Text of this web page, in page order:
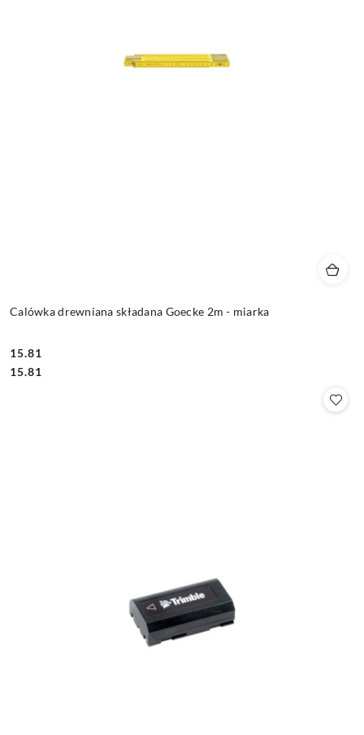
Calówka drewniana składana Goecke 2m - miarka
Cena:
15.81
Cena:
15.81